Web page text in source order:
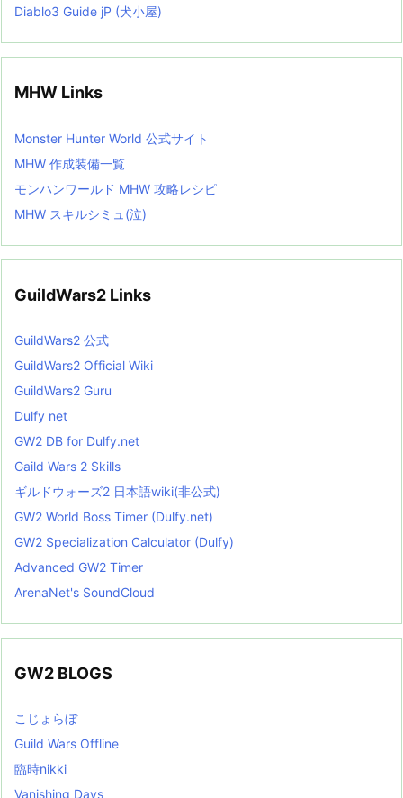
Diablo3 Guide jP (犬小屋)
MHW Links
Monster Hunter World 公式サイト
MHW 作成装備一覧
モンハンワールド MHW 攻略レシピ
MHW スキルシミュ(泣)
GuildWars2 Links
GuildWars2 公式
GuildWars2 Official Wiki
GuildWars2 Guru
Dulfy net
GW2 DB for Dulfy.net
Gaild Wars 2 Skills
ギルドウォーズ2 日本語wiki(非公式)
GW2 World Boss Timer (Dulfy.net)
GW2 Specialization Calculator (Dulfy)
Advanced GW2 Timer
ArenaNet's SoundCloud
GW2 BLOGS
こじょらぼ
Guild Wars Offline
臨時nikki
Vanishing Days